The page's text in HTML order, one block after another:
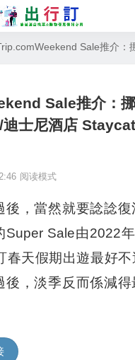
Sale推介：
Sale推介：
士尼酒店
阅读模式
後，當然就要諗諗復
Super Sale由2022
春天假期出遊最好不
後，淡季反而係減得